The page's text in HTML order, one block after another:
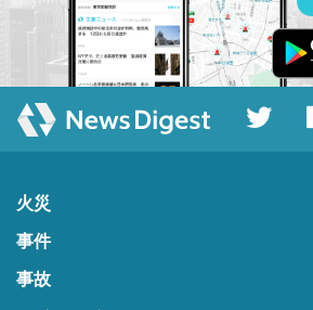
火災
事件
事故